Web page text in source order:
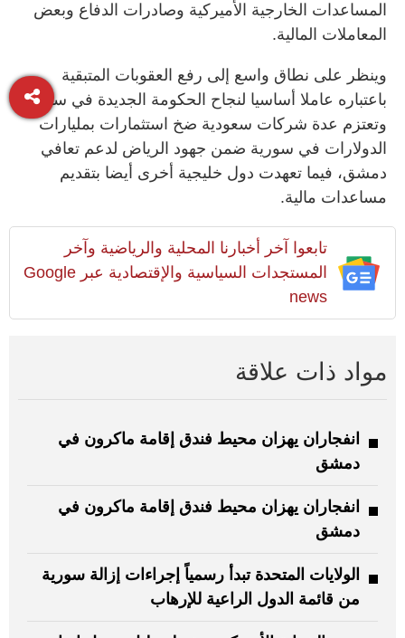
المساعدات ⁠الخارجية الأميركية وصادرات الدفاع وبعض
المعاملات المالية.
وينظر على نطاق واسع إلى رفع العقوبات المتبقية
باعتباره عاملا أساسيا لنجاح الحكومة الجديدة في سورية.
وتعتزم عدة شركات ‌سعودية ضخ استثمارات بمليارات
الدولارات في سورية ضمن جهود ​الرياض لدعم تعافي
دمشق، فيما تعهدت دول خليجية أخرى أيضا بتقديم
مساعدات مالية.
تابعوا آخر أخبارنا المحلية والرياضية وآخر
المستجدات السياسية والإقتصادية عبر Google
news
مواد ذات علاقة
انفجاران يهزان محيط فندق إقامة ماكرون في
دمشق
انفجاران يهزان محيط فندق إقامة ماكرون في
دمشق
الولايات المتحدة تبدأ رسمياً إجراءات إزالة سورية
من قائمة الدول الراعية للإرهاب